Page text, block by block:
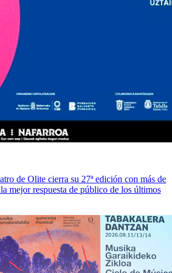
de Olite cierra su 27ª edición con más de
mejor respuesta de público de los últimos